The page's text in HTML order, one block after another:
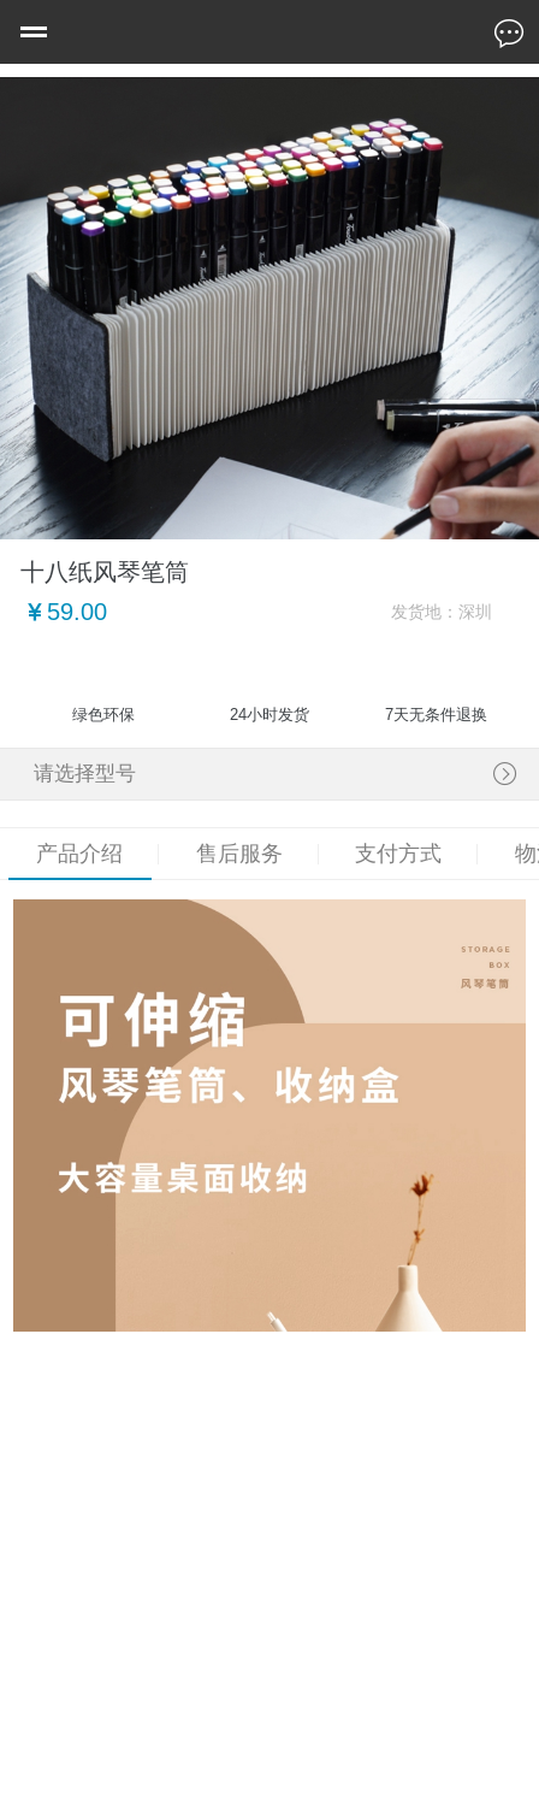
十八纸风琴笔筒
59.00
发货地：深圳
绿色环保 24小时发货 7天无条件退换
请选择型号
产品介绍 售后服务 支付方式